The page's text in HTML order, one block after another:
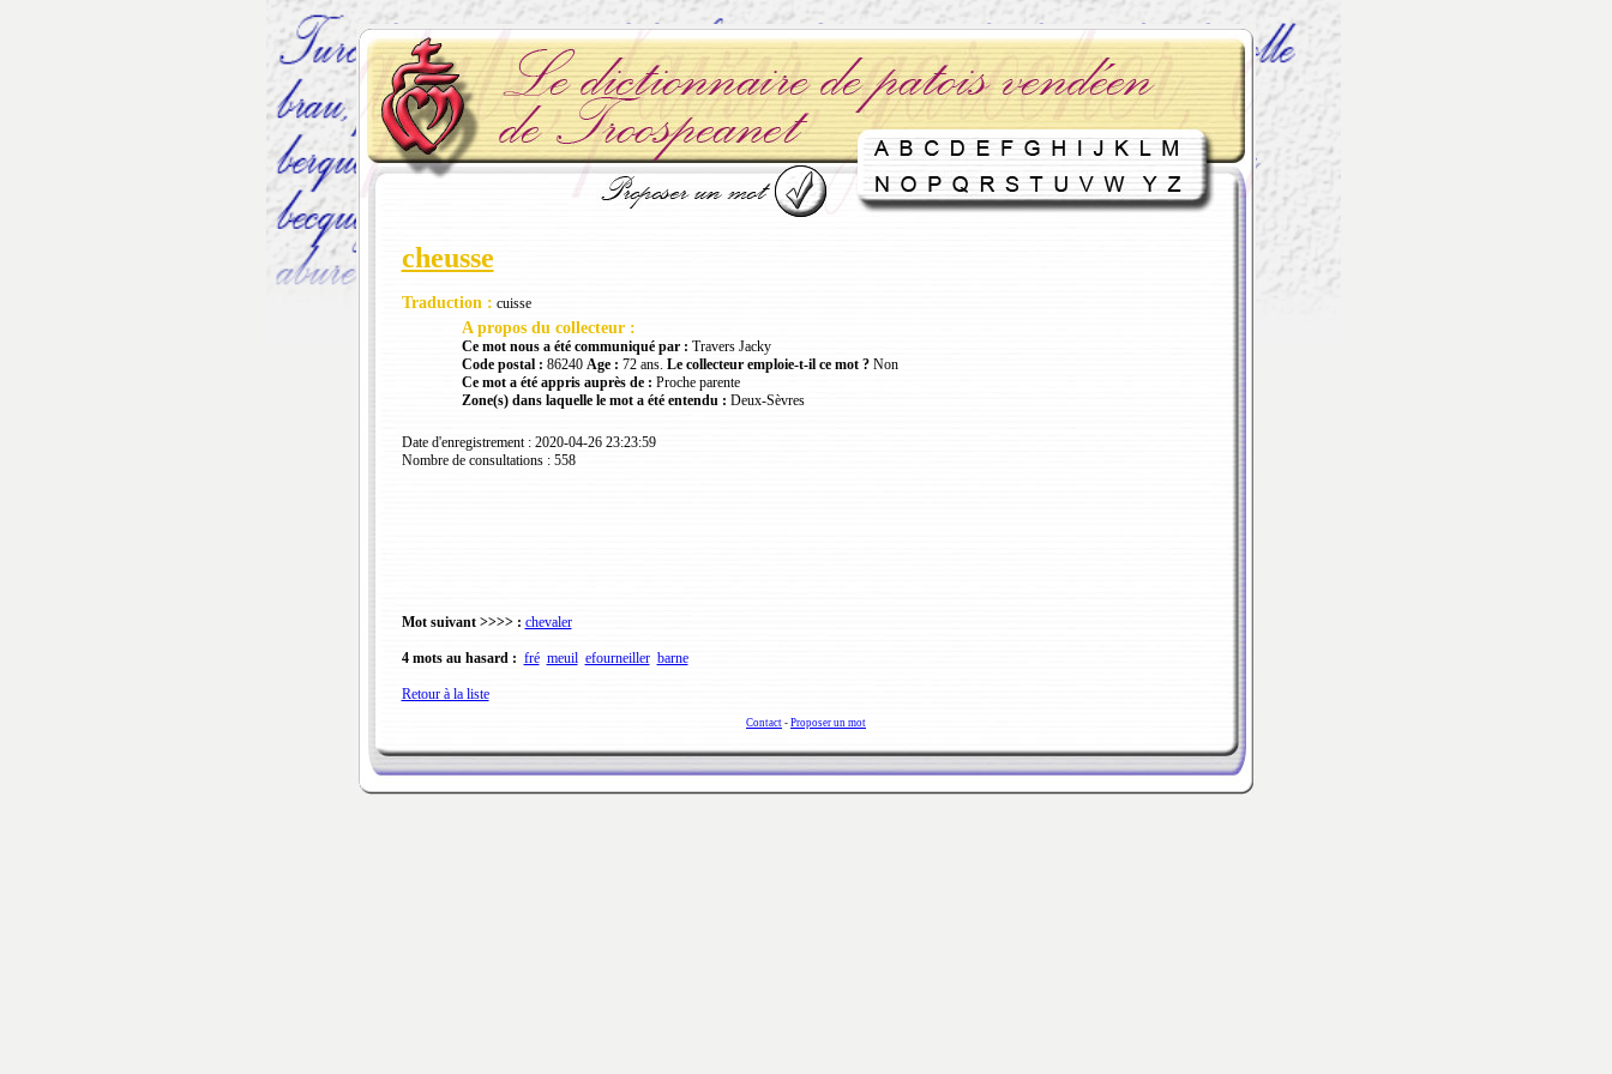
cheusse
Traduction : cuisse
A propos du collecteur :
Ce mot nous a été communiqué par : Travers Jacky
Code postal : 86240 Age : 72 ans. Le collecteur emploie-t-il ce mot ?Non
Ce mot a été appris auprès de : Proche parente
Zone(s) dans laquelle le mot a été entendu : Deux-Sèvres
Date d'enregistrement : 2020-04-26 23:23:59
Nombre de consultations : 558
Mot suivant >>>> : chevaler
4 mots au hasard : fré meuil efourneiller barne
Retour à la liste
Contact - Proposer un mot